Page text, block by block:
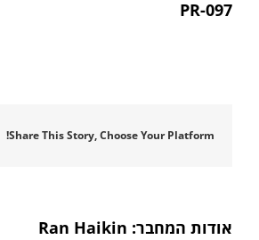
PR-097
Share This Story, Choose Your Platform!
אודות המחבר: Ran Haikin